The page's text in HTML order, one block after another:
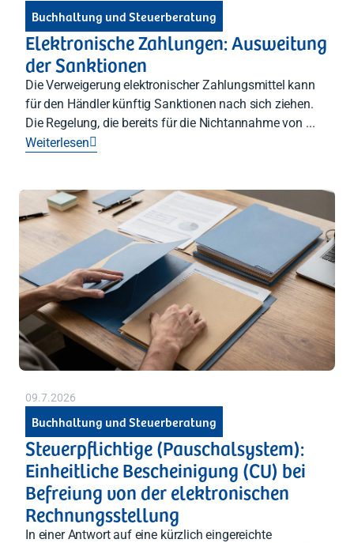
Buchhaltung und Steuerberatung
Elektronische Zahlungen: Ausweitung
der Sanktionen
Die Verweigerung elektronischer Zahlungsmittel kann
für den Händler künftig Sanktionen nach sich ziehen.
Die Regelung, die bereits für die Nichtannahme von ...
Weiterlesen
09.7.2026
Buchhaltung und Steuerberatung
Steuerpflichtige (Pauschalsystem):
Einheitliche Bescheinigung (CU) bei
Befreiung von der elektronischen
Rechnungsstellung
In einer Antwort auf eine kürzlich eingereichte